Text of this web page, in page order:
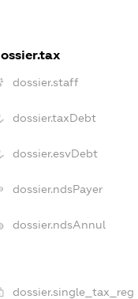
dossier.staff
dossier.taxDebt
dossier.esvDebt
dossier.ndsPayer
dossier.ndsAnnul
dossier.single_tax_reg